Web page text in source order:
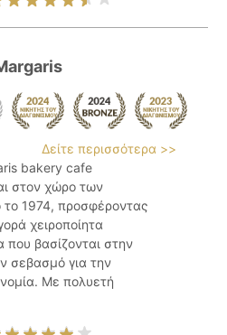
Δείτε περισσότερα >>
bakery cafe
στον χώρο των
το 1974, προσφέροντας
χειροποίητα
βασίζονται στην
σεβασμό για την
Με πολυετή